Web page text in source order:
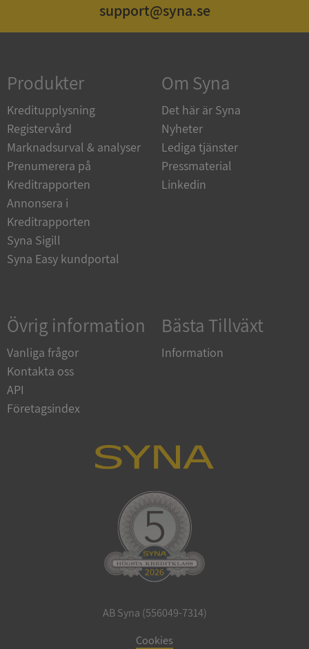
support@syna.se
Produkter
Kreditupplysning
Registervård
Marknadsurval & analyser
Prenumerera på
Kreditrapporten
Annonsera i
Kreditrapporten
Syna Sigill
Syna Easy kundportal
Om Syna
Det här är Syna
Nyheter
Lediga tjänster
Pressmaterial
Linkedin
Övrig information
Vanliga frågor
Kontakta oss
API
Företagsindex
Bästa Tillväxt
Information
AB Syna (556049-7314)
Cookies
kärnwebbplatsfunktioner som användarinloggning
och kontohantering. Webbplatsen kan inte
användas ordentligt utan strikt nödvändiga cookies.
Namn
Leverantör
Domän
VISITOR_PRIVACY_METADATA
ASP.NET_SessionId
Microsoft
Corporation
de.syna.se
Google